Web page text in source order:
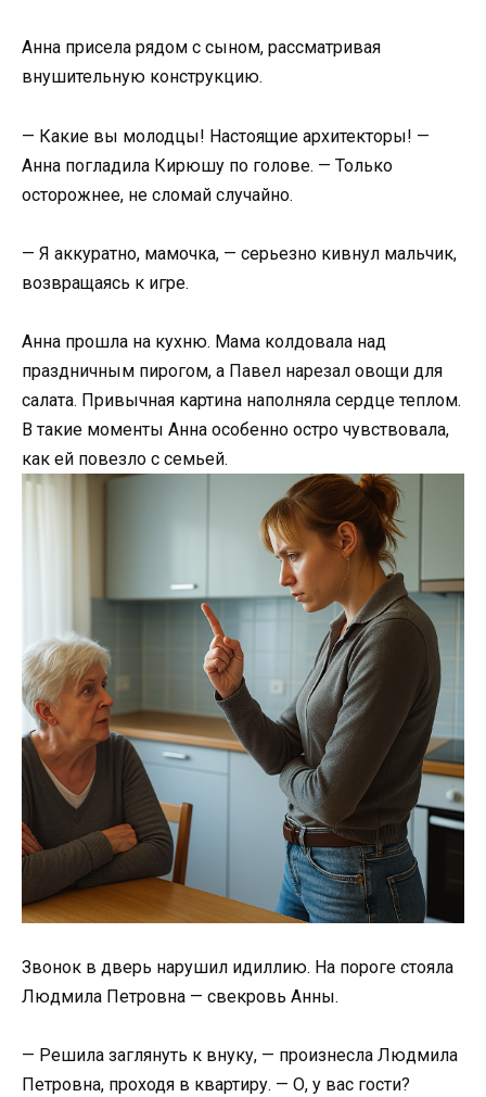
Анна присела рядом с сыном, рассматривая
внушительную конструкцию.
— Какие вы молодцы! Настоящие архитекторы! —
Анна погладила Кирюшу по голове. — Только
осторожнее, не сломай случайно.
— Я аккуратно, мамочка, — серьезно кивнул мальчик,
возвращаясь к игре.
Анна прошла на кухню. Мама колдовала над
праздничным пирогом, а Павел нарезал овощи для
салата. Привычная картина наполняла сердце теплом.
В такие моменты Анна особенно остро чувствовала,
как ей повезло с семьей.
Звонок в дверь нарушил идиллию. На пороге стояла
Людмила Петровна — свекровь Анны.
— Решила заглянуть к внуку, — произнесла Людмила
Петровна, проходя в квартиру. — О, у вас гости?